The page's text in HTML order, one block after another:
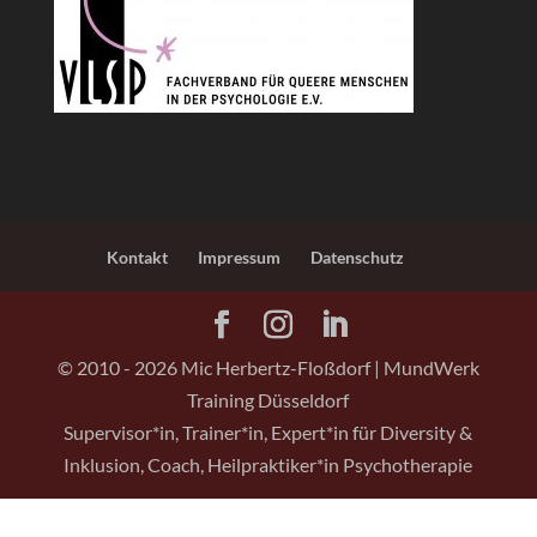
Kontakt Impressum Datenschutz
© 2010 - 2026Mic Herbertz-Floßdorf | MundWerk
Training Düsseldorf
Supervisor*in, Trainer*in, Expert*in für Diversity &
Inklusion, Coach, Heilpraktiker*in Psychotherapie